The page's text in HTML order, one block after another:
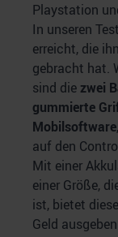
Playstation
In unseren
erreicht, die
gebracht hat.
sind die zwei
gummierte
Mobilsoftware
auf den
Mit einer
einer Größe,
ist, bietet
Geld